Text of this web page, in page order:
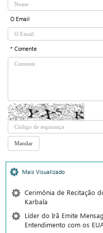
O Email
* Comente
Mais Visualizado
Cerimônia de Recitação
Karbala
Líder do Irã Emite
Entendimento com os